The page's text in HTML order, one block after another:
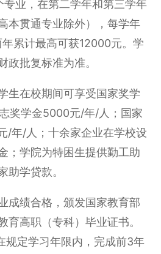
业，在第二学年和第三学年
本贯通专业除外），每学年
累计最高可获12000元。学
政批复标准为准。
生在校期间可享受国家奖学
奖学金5000元/年/人；国家
年/人；十余家企业在学校设
；学院为特困生提供勤工助
助学贷款。
成绩合格，颁发国家教育部
育高职（专科）毕业证书。
规定学习年限内，完成前3年